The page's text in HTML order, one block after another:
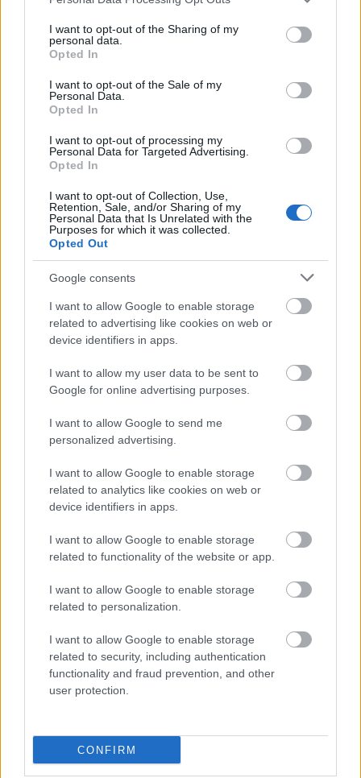
not limited to your visit or usage behaviour. You may click to
grant or deny consent to Google and its third-party tags to
use your data for below specified purposes in below Google
consent section.
I want to opt-out of the Sharing of my
personal data.
Opted In
I want to opt-out of the Sale of my
Personal Data.
Opted In
I want to opt-out of processing my
Personal Data for Targeted Advertising.
Opted In
I want to opt-out of Collection, Use,
Retention, Sale, and/or Sharing of my
Personal Data that Is Unrelated with the
Purposes for which it was collected.
Opted Out
Google consents
I want to allow Google to enable storage
related to advertising like cookies on web or
device identifiers in apps.
I want to allow my user data to be sent to
Google for online advertising purposes.
I want to allow Google to send me
personalized advertising.
I want to allow Google to enable storage
related to analytics like cookies on web or
device identifiers in apps.
I want to allow Google to enable storage
related to functionality of the website or app.
I want to allow Google to enable storage
related to personalization.
I want to allow Google to enable storage
related to security, including authentication
functionality and fraud prevention, and other
user protection.
CONFIRM
rücskös grill serpenyőben szándékoztam megsütni.
(Grillezni még jobb,…
vörösborban a legegyszerűbben
mijemaja•2012. október 31.
EASY MIRELITE eper vörösborban Fagyasztott
(MIRELITE) eper felengedve nálam gyakran
(jellemzően mindig) összetöpped. Hát, képzeljétek,
vörösborban nem! A tasakból az edénybe borítom a
fagyott epret, felöntöm a villányi vörösborral, a
legkisebb tűzre felteszem, s megnézem…
Villányi részeges epres barackos
gyümölcskrém leves virágokkal
mijemaja •2012. július 22.
Tinka, mondtad, írjam le ezt a gyümölcslevest, mert
még a szokottnál is finomabbra sikerült. Kérdezted,
mitől villányi, hát a bortól (2010-es portugieser) és a
villányi Mamától felhozott epertől. Hozzávalók:
- pár szem ízes eper - 2-3…
Villányi szüreti csirkegulyás vagy
csirkepaprikás Ibitől
csirkegulyás volt a menü. Gondolom azért gulyás,
mert az elég gyors, egyszerű, tápláló és finom
egytálétel – hogy miért csirke? Tény, más villányitól
is hallottam, hogy tyúkból-kakasból-csirkéből
Villányi vörösboros szilvaröszti